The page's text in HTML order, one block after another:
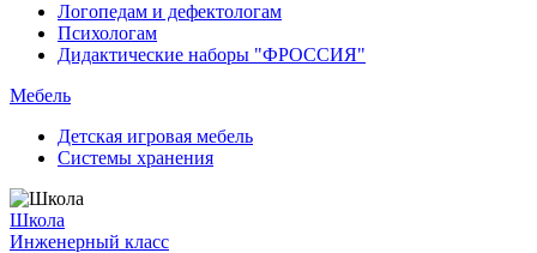
Логопедам и дефектологам
Психологам
Дидактические наборы "ФРОССИЯ"
Мебель
Детская игровая мебель
Системы хранения
Школа
Инженерный класс